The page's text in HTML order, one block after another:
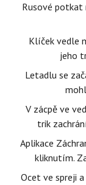
Rusové potkat
Klíček vedle
jeho
Letadlu se
V zácpě ve
trik
Aplikace
kliknutím.
Ocet ve spreji